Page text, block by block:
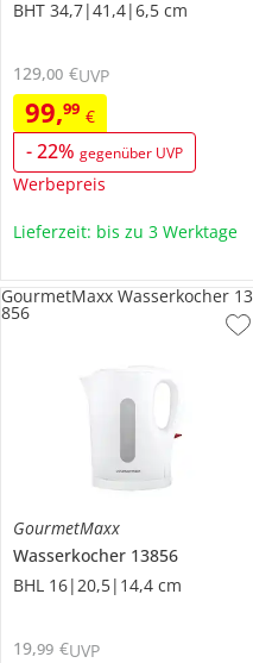
BHT 34,7|41,4|6,5 cm
99,99 €
-22% gegenüber UVP
Werbepreis
129,00 €UVP
Lieferzeit: bis zu 3 Werktage
GourmetMaxx
Wasserkocher 13856
BHL 16|20,5|14,4 cm
19,99 €UVP
GourmetMaxx Wasserkocher 13
856